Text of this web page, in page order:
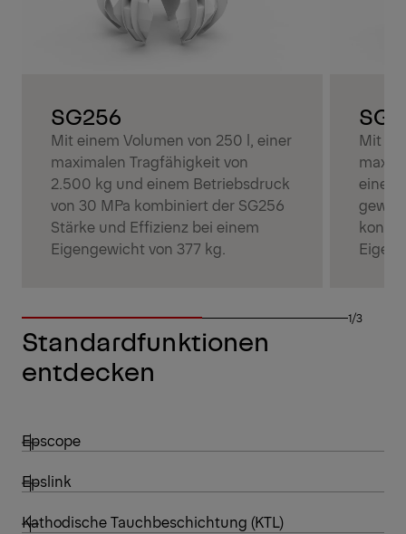
SG256
Mit einem Volumen von 250 l, einer
maximalen Tragfähigkeit von
2.500 kg und einem Betriebsdruck
von 30 MPa kombiniert der SG256
Stärke und Effizienz bei einem
Eigengewicht von 377 kg.
Mit
einem
1/3
Standardfunktionen
entdecken
Epscope
Epslink
Kathodische Tauchbeschichtung (KTL)